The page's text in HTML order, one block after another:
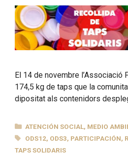
El 14 de novembre l’Associació
174,5 kg de taps que la
dipositat als contenidors
CATEGORÍAS
ATENCIÓN SOCIAL, MEDIO
ETIQUETAS
ODS12, ODS3, PARTICIPACIÓN,
TAPS SOLIDARIS